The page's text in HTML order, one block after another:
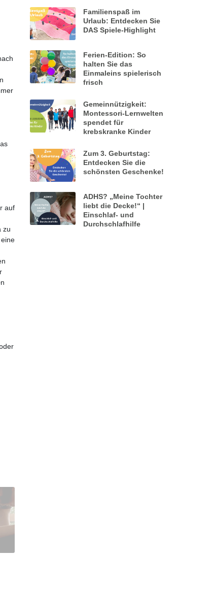
auf
zu
Familienspaß im
Urlaub: Entdecken Sie
DAS Spiele-Highlight
Ferien-Edition: So
halten Sie das
Einmaleins spielerisch
frisch
Gemeinnützigkeit:
Montessori-Lernwelten
spendet für
krebskranke Kinder
Zum 3. Geburtstag:
Entdecken Sie die
schönsten Geschenke!
ADHS? „Meine Tochter
liebt die Decke!“ |
Einschlaf- und
Durchschlafhilfe